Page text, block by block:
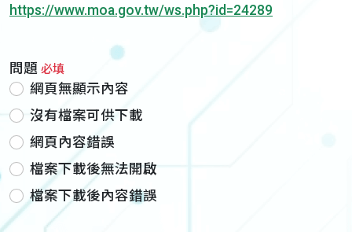
https://www.moa.gov.tw/ws.php?id=24289
問題 必填
網頁無顯示內容
沒有檔案可供下載
網頁內容錯誤
檔案下載後無法開啟
檔案下載後內容錯誤